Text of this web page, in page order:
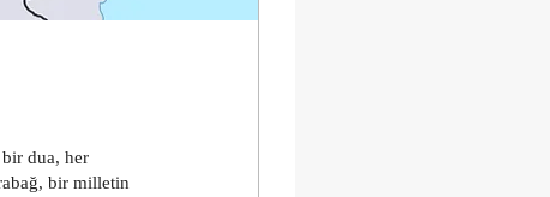
bir dua, her
bir milletin